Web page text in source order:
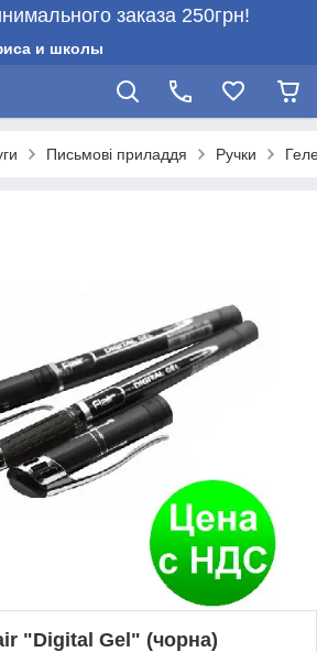
заказа 250грн!
и школы
Письмові приладдя Ручки
"Digital Gel" (чорна)